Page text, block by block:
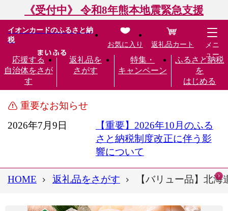
《受付中》 令和8年熊本地震緊急支援
イオンカードのふるさと納
税
応援する
自治体をさが
す
返礼品を
さがす
特集・
キャンペーン
ふるさと納税
を
はじめる
お気に入り 返礼品カート
メニ
ュー
重要なお知らせ
2026年7月9日
【重要】2026年10月のふる
さと納税制度改正に伴う影
響について
HOME 返礼品をさがす 【バリュー品】北